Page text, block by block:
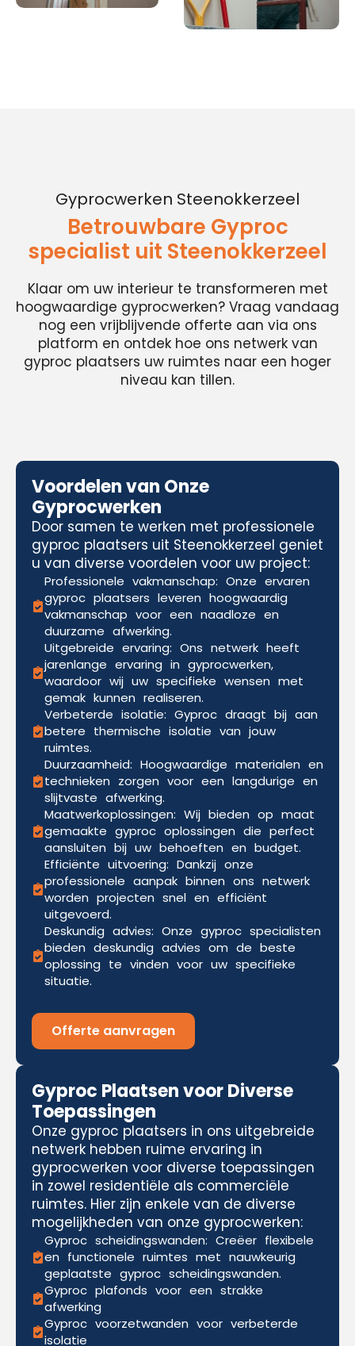
Gyprocwerken Steenokkerzeel
Betrouwbare Gyproc
specialist uit Steenokkerzeel
Klaar om uw interieur te transformeren met
hoogwaardige gyprocwerken? Vraag vandaag
nog een vrijblijvende offerte aan via ons
platform en ontdek hoe ons netwerk van
gyproc plaatsers uw ruimtes naar een hoger
niveau kan tillen.
Voordelen van Onze
Gyprocwerken
Door samen te werken met professionele
gyproc plaatsers uit Steenokkerzeel geniet
u van diverse voordelen voor uw project:
Professionele vakmanschap: Onze ervaren
gyproc plaatsers leveren hoogwaardig
vakmanschap voor een naadloze en
duurzame afwerking.
Uitgebreide ervaring: Ons netwerk heeft
jarenlange ervaring in gyprocwerken,
waardoor wij uw specifieke wensen met
gemak kunnen realiseren.
Verbeterde isolatie: Gyproc draagt bij aan
betere thermische isolatie van jouw
ruimtes.
Duurzaamheid: Hoogwaardige materialen en
technieken zorgen voor een langdurige en
slijtvaste afwerking.
Maatwerkoplossingen: Wij bieden op maat
gemaakte gyproc oplossingen die perfect
aansluiten bij uw behoeften en budget.
Efficiënte uitvoering: Dankzij onze
professionele aanpak binnen ons netwerk
worden projecten snel en efficiënt
uitgevoerd.
Deskundig advies: Onze gyproc specialisten
bieden deskundig advies om de beste
oplossing te vinden voor uw specifieke
situatie.
Offerte aanvragen
Gyproc Plaatsen voor Diverse
Toepassingen
Onze gyproc plaatsers in ons uitgebreide
netwerk hebben ruime ervaring in
gyprocwerken voor diverse toepassingen
in zowel residentiële als commerciële
ruimtes. Hier zijn enkele van de diverse
mogelijkheden van onze gyprocwerken:
Gyproc scheidingswanden: Creëer flexibele
en functionele ruimtes met nauwkeurig
geplaatste gyproc scheidingswanden.
Gyproc plafonds voor een strakke
afwerking
Gyproc voorzetwanden voor verbeterde
isolatie